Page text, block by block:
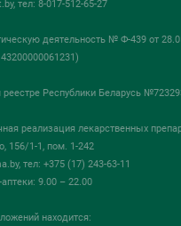
, тел: 8-017-512-65-27
деятельность № Ф-439 от
реестре Республики Беларусь
реализация лекарственных
156/1-1, пом. 1-242
, тел: +375 (17) 243-63-11
9.00 – 22.00
находится: